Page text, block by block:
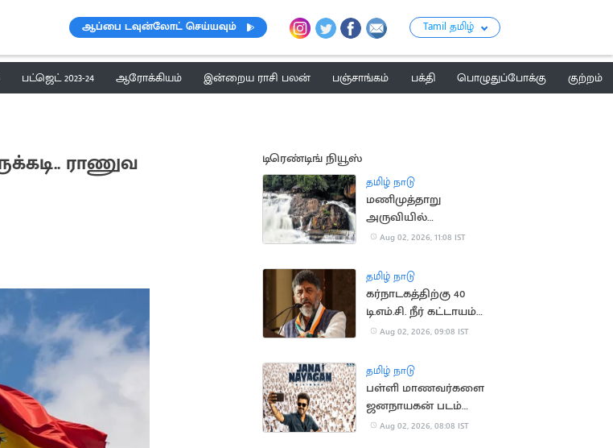
ஆப்பை டவுன்லோட் செய்யவும் Tamil தமிழ்
பட்ஜெட் 2023-24 ஆரோக்கியம் இன்றைய ராசி பலன் பஞ்சாங்கம் பக்தி பொழுதுப்போக்கு
குற்றம்
ராணுவ
டிரெண்டிங் நியூஸ்
தமிழ் நாடு
மணிமுத்தாறு
அருவியில்
வெள்ளப்பெருக்கு: 2-
தடை
Aug 02, 2026, 11:08 IST
தமிழ் நாடு
கர்நாடகத்திற்கு 40
டி.எம்.சி. நீர் கட்டாயம்
தேவை.. டி.கே.சிவகுமார்
Aug 02, 2026, 09:08 IST
தமிழ் நாடு
பள்ளி மாணவர்களை
ஜனநாயகன் படம்
பார்க்க
Aug 02, 2026, 08:08 IST